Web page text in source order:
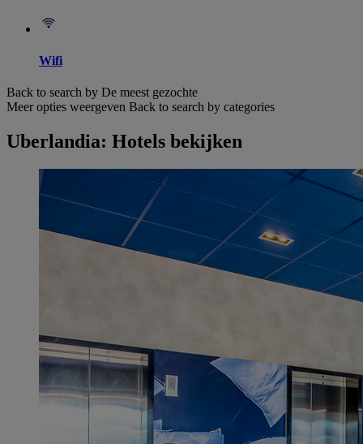
Wifi
Back to search by De meest gezochte
Meer opties weergeven Back to search by categories
Uberlandia: Hotels bekijken